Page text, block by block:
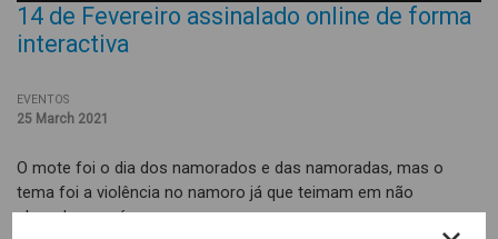
14 de Fevereiro assinalado online de forma
interactiva
EVENTOS
25 March 2021
O mote foi o dia dos namorados e das namoradas, mas o
tema foi a violência no namoro já que teimam em não
abrandar os números.